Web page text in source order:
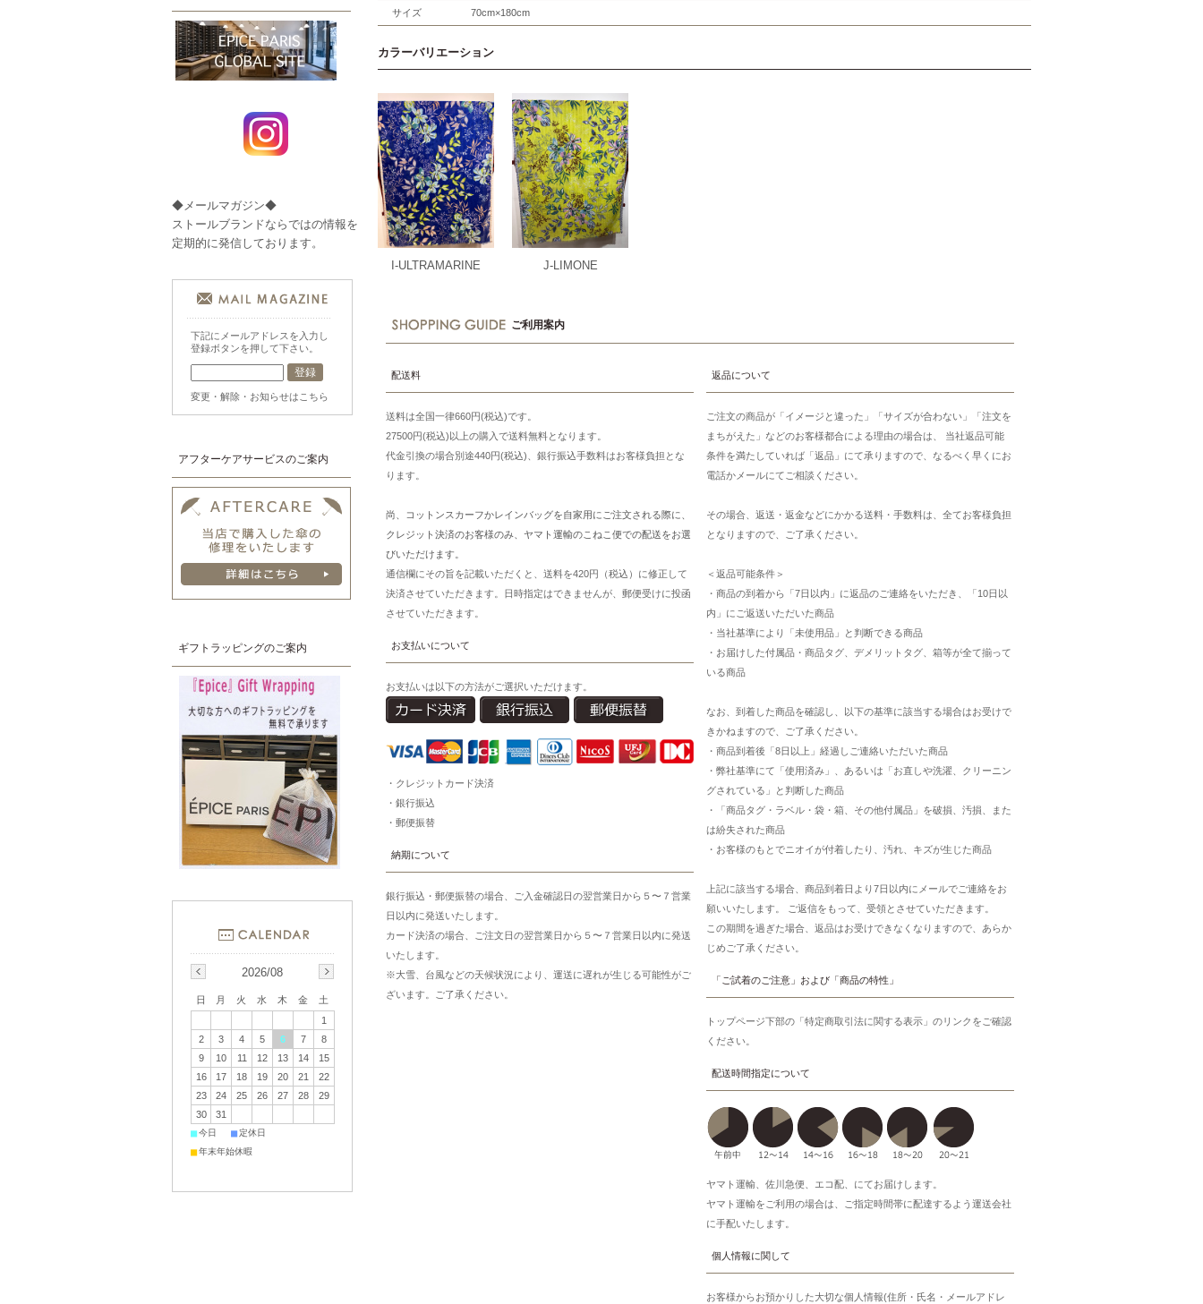
サイズ 70cm×180cm
カラーバリエーション
I-ULTRAMARINE J-LIMONE
ご利用案内
配送料
送料は全国一律660円(税込)です。
27500円(税込)以上の購入で送料無料となります。
代金引換の場合別途440円(税込)、銀行振込手数料はお客様負担とな
ります。
尚、コットンスカーフかレインバッグを自家用にご注文される際に、
クレジット決済のお客様のみ、ヤマト運輸のこねこ便での配送をお選
びいただけます。
通信欄にその旨を記載いただくと、送料を420円（税込）に修正して
決済させていただきます。日時指定はできませんが、郵便受けに投函
させていただきます。
お支払いについて
お支払いは以下の方法がご選択いただけます。
・クレジットカード決済
・銀行振込
・郵便振替
納期について
銀行振込・郵便振替の場合、ご入金確認日の翌営業日から５〜７営業
日以内に発送いたします。
カード決済の場合、ご注文日の翌営業日から５〜７営業日以内に発送
いたします。
※大雪、台風などの天候状況により、運送に遅れが生じる可能性がご
ざいます。ご了承ください。
返品について
ご注文の商品が「イメージと違った」「サイズが合わない」「注文を
まちがえた」などのお客様都合による理由の場合は、 当社返品可能
条件を満たしていれば「返品」にて承りますので、なるべく早くにお
電話かメールにてご相談ください。
その場合、返送・返金などにかかる送料・手数料は、全てお客様負担
となりますので、ご了承ください。
＜返品可能条件＞
・商品の到着から「7日以内」に返品のご連絡をいただき、「10日以
内」にご返送いただいた商品
・当社基準により「未使用品」と判断できる商品
・お届けした付属品・商品タグ、デメリットタグ、箱等が全て揃って
いる商品
なお、到着した商品を確認し、以下の基準に該当する場合はお受けで
きかねますので、ご了承ください。
・商品到着後「8日以上」経過しご連絡いただいた商品
・弊社基準にて「使用済み」、あるいは「お直しや洗濯、クリーニン
グされている」と判断した商品
・「商品タグ・ラベル・袋・箱、その他付属品」を破損、汚損、また
は紛失された商品
・お客様のもとでニオイが付着したり、汚れ、キズが生じた商品
上記に該当する場合、商品到着日より7日以内にメールでご連絡をお
願いいたします。 ご返信をもって、受領とさせていただきます。
この期間を過ぎた場合、返品はお受けできなくなりますので、あらか
じめご了承ください。
「ご試着のご注意」および「商品の特性」
トップページ下部の「特定商取引法に関する表示」のリンクをご確認
ください。
配送時間指定について
ヤマト運輸、佐川急便、エコ配、にてお届けします。
ヤマト運輸をご利用の場合は、ご指定時間帯に配達するよう運送会社
に手配いたします。
個人情報に関して
お客様からお預かりした大切な個人情報(住所・氏名・メールアドレ
◆メールマガジン◆
ストールブランドならではの情報を
定期的に発信しております。
下記にメールアドレスを入力し
登録ボタンを押して下さい。
変更・解除・お知らせはこちら
アフターケアサービスのご案内
ギフトラッピングのご案内
2026/08
日 月 火 水 木 金
土
1
2
3 4 5 6 7
8
9
10 11 12 13 14
15
16
17 18 19 20 21
22
23
24 25 26 27 28
29
30
31
■今日 ■定休日
■年末年始休暇